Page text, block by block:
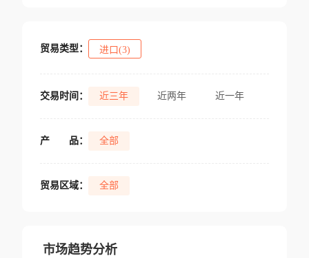
贸易类型： 进口(3)
交易时间： 近三年 近两年 近一年
产 品： 全部
贸易区域： 全部
市场趋势分析